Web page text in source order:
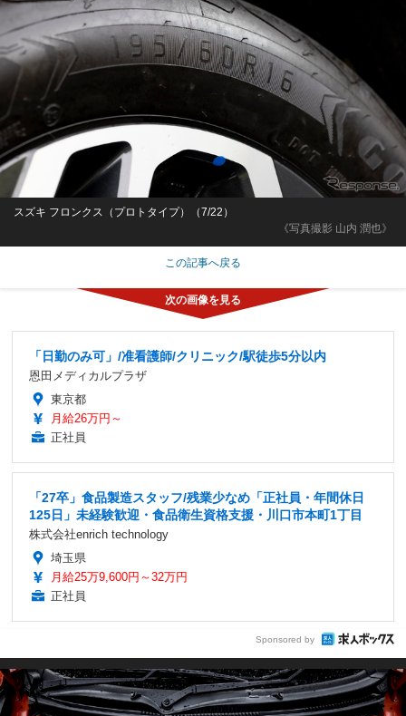
《写真撮影 山内 潤也》
スズキ フロンクス（プロトタイプ）（7/22）
この記事へ戻る
「日勤のみ可」/准看護師/クリニック/駅徒歩5分以内
恩田メディカルプラザ
東京都
月給26万円～
正社員
「27卒」食品製造スタッフ/残業少なめ「正社員・年間休日
125日」未経験歓迎・食品衛生資格支援・川口市本町1丁目
株式会社enrich technology
埼玉県
月給25万9,600円～32万円
正社員
Sponsored by